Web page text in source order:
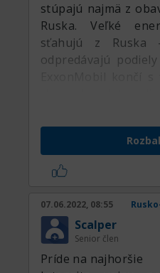
stúpajú najmä z
Ruska. Veľké
sťahujú z Ruska
odpredávajú
odchádza z ruského
Koalícia štátov,
neuvalila sankcie
kľúčovú banku
toto rozhodnutie
Zástupcovia
večer stretli na
pre energetiku v
07.06.2022, 08:55
Scalper
Senior člen
Príde na najhoršie